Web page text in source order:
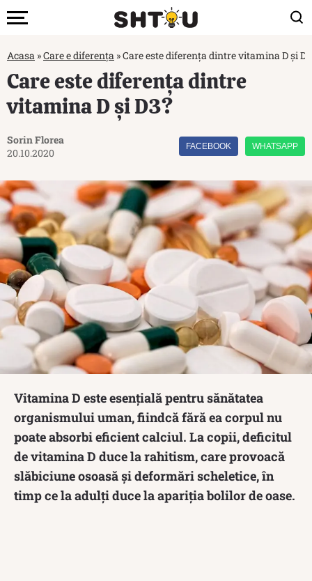
Acasa »Care e diferența »Care este diferența dintre vitamina D și
Care este diferența dintre
vitamina D și D3?
Sorin Florea
20.10.2020
FACEBOOK WHATSAPP
Vitamina D este esențială pentru sănătatea
organismului uman, fiindcă fără ea corpul nu
poate absorbi eficient calciul. La copii, deficitul
de vitamina D duce la rahitism, care provoacă
slăbiciune osoasă și deformări scheletice, în
timp ce la adulți duce la apariția bolilor de oase.